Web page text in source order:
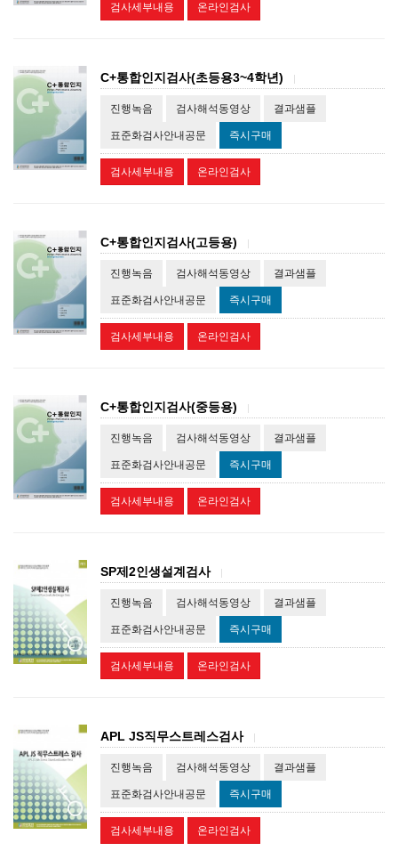
검사세부내용 온라인검사
C+통합인지검사(초등용3~4학년)
진행녹음 검사해석동영상 결과샘플
표준화검사안내공문 즉시구매
검사세부내용 온라인검사
C+통합인지검사(고등용)
진행녹음 검사해석동영상 결과샘플
표준화검사안내공문 즉시구매
검사세부내용 온라인검사
C+통합인지검사(중등용)
진행녹음 검사해석동영상 결과샘플
표준화검사안내공문 즉시구매
검사세부내용 온라인검사
SP제2인생설계검사
진행녹음 검사해석동영상 결과샘플
표준화검사안내공문 즉시구매
검사세부내용 온라인검사
APL JS직무스트레스검사
진행녹음 검사해석동영상 결과샘플
표준화검사안내공문 즉시구매
검사세부내용 온라인검사